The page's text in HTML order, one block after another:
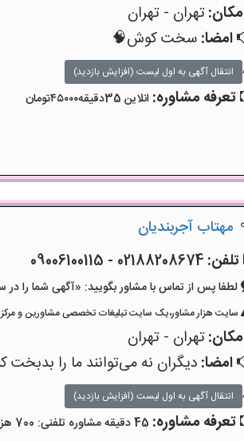
مکان:تهران - تهران
امضا: سخت کوش🧠
انتقال آگهی به اول لیست (افزایش بازدید)
تعرفه مشاوره:انلاین 35دقیقه۴۵۰۰۰تومان
مهتاب آجربندیان
تلفن: 02188208674 - 09006100115
لطفا پس از تماس با مشاور بگویید: «آگهی شما را در سایت هزار
سایت هزار مشاور،یک سایت تبلیغات تخصصی مشاورین و
مکان:تهران - تهران
امضا:دیگران نه می‌توانند ما را
انتقال آگهی به اول لیست (افزایش بازدید)
تعرفه مشاوره: 45 دقیقه مشاوره تلفنی: 700 هزار تومان - 45 دقیقه مشاوره حضوری: 750 هزار تومان